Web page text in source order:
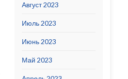
Август 2023
Июль 2023
Июнь 2023
Май 2023